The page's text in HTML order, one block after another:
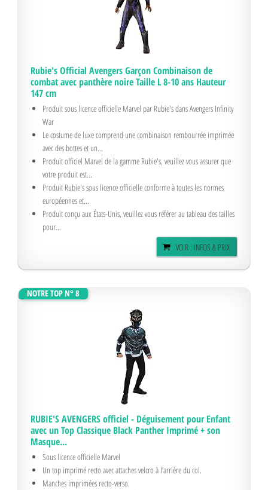
Rubie's Official Avengers Garçon Combinaison de
combat avec panthère noire Taille L 8-10 ans Hauteur
147 cm
Produit sous licence officielle Marvel par Rubie's dans Avengers Infinity
War
Le costume de luxe comprend une combinaison rembourrée imprimée
avec des bottes et un...
Produit officiel Marvel de la gamme Rubie's, veuillez vous assurer que
votre produit est...
Produit Rubie's sous licence officielle conforme à toutes les normes
européennes et...
Produit conçu aux États-Unis, veuillez vous référer au tableau des tailles
pour...
VOIR : INFOS & PRIX
NOTRE TOP N° 8
RUBIE'S AVENGERS officiel - Déguisement pour Enfant
avec un Top Classique Black Panther Imprimé + son
Masque...
Sous licence officielle Marvel
Un top imprimé recto avec attaches velcro à l’arrière du col.
Manches imprimées recto-verso.